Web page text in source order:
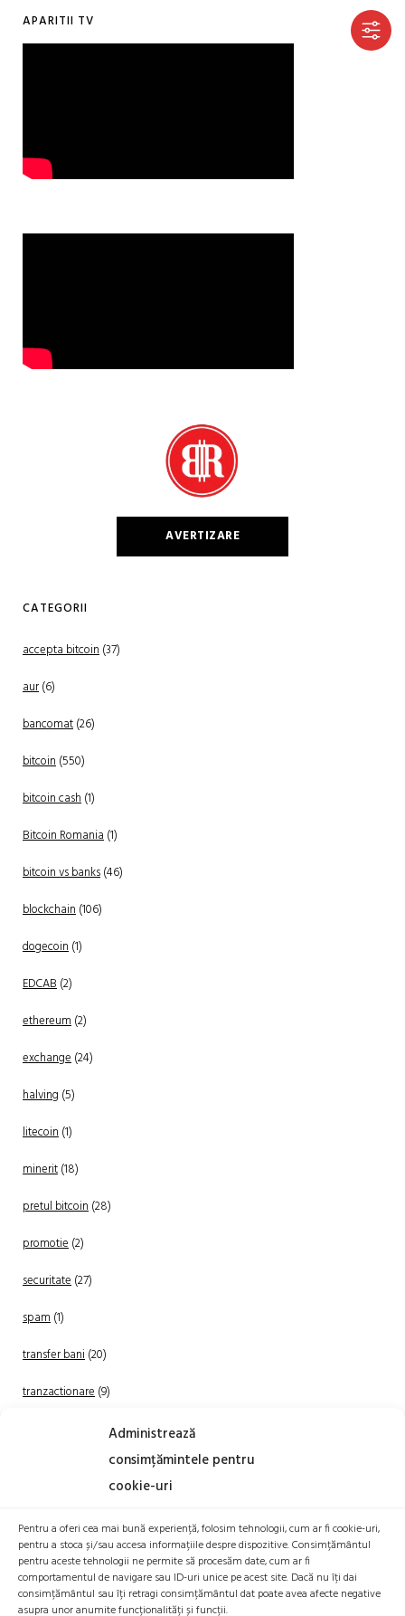
Administrează
consimțămintele pentru
cookie-uri
Pentru a oferi cea mai bună experiență, folosim tehnologii, cum ar fi cookie-uri,
pentru a stoca și/sau accesa informațiile despre dispozitive. Consimțământul
pentru aceste tehnologii ne permite să procesăm date, cum ar fi
comportamentul de navigare sau ID-uri unice pe acest site. Dacă nu îți dai
consimțământul sau îți retragi consimțământul dat poate avea afecte negative
asupra unor anumite funcționalități și funcții.
APARITII TV
AVERTIZARE
CATEGORII
accepta bitcoin(37)
aur(6)
bancomat(26)
bitcoin(550)
bitcoin cash(1)
Bitcoin Romania(1)
bitcoin vs banks(46)
blockchain(106)
dogecoin(1)
EDCAB(2)
ethereum(2)
exchange(24)
halving (5)
litecoin(1)
minerit(18)
pretul bitcoin(28)
promotie(2)
securitate(27)
spam(1)
transfer bani(20)
tranzactionare(9)
(20)
TRANZACTIONEAZA